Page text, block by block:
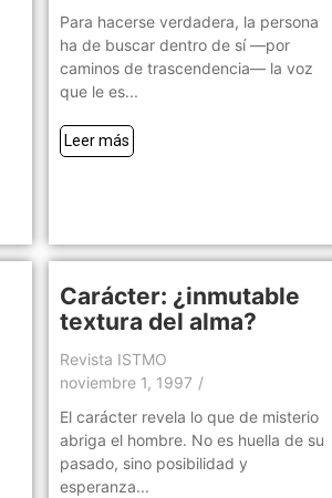
Para hacerse verdadera, la persona
ha de buscar dentro de sí —por
caminos de trascendencia— la voz
que le es...
Leer más
Carácter: ¿inmutable
textura del alma?
Revista ISTMO
noviembre 1, 1997 /
El carácter revela lo que de misterio
abriga el hombre. No es huella de su
pasado, sino posibilidad y
esperanza...